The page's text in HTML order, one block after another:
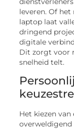
leveren. Of
laptop laat
dringend
digitale
Dit zorgt voor
snelheid telt.
Het kiezen
overweldigend